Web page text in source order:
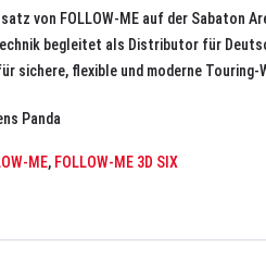
von FOLLOW-ME auf der Sabaton
begleitet als Distributor für
sichere, flexible und moderne Touring-
Panda
ME, FOLLOW-ME 3D SIX